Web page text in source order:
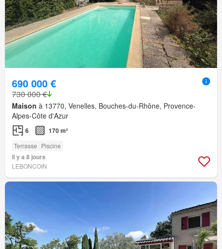
690 000 €
730 000 €
Maison à 13770, Venelles, Bouches-du-Rhône, Provence-
Alpes-Côte d'Azur
6 170 m²
Terrasse Piscine
Il y a 8 jours
LEBONCOIN